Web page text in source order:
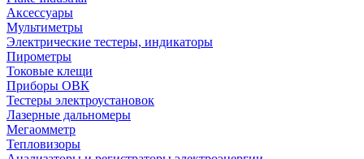
Аксессуары
Мультиметры
Электрические тестеры, индикаторы
Пирометры
Токовые клещи
Приборы ОВК
Тестеры электроустановок
Лазерные дальномеры
Мегаомметр
Тепловизоры